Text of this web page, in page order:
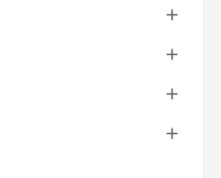



